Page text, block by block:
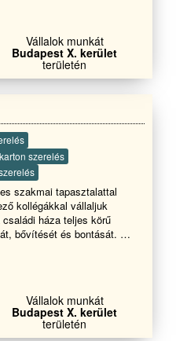
Vállalok munkát
Budapest X. kerület
területén
szerelés
szakmai tapasztalattal
kollégákkal vállaljuk
családi háza teljes körű
bővítését és bontását. Ha
Célunk, hogy
precíz vállalkozót
Ránk számíthat minden
Vállalok munkát
Budapest X. kerület
területén